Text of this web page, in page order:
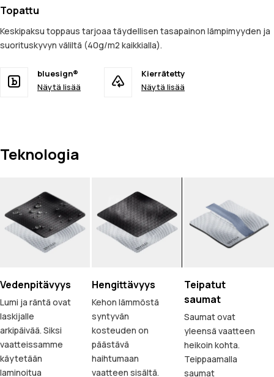
Topattu
Keskipaksu toppaus tarjoaa täydellisen tasapainon lämpimyyden ja
suorituskyvyn väliltä (40g/m2 kaikkialla).
bluesign®
Näytä lisää
Kierrätetty
Näytä lisää
Teknologia
Vedenpitävyys
Lumi ja räntä ovat
laskijalle
arkipäivää. Siksi
vaatteissamme
käytetään
laminoitua
Hengittävyys
Kehon lämmöstä
syntyvän
kosteuden on
päästävä
haihtumaan
vaatteen sisältä.
Teipatut
saumat
Saumat ovat
yleensä vaatteen
heikoin kohta.
Teippaamalla
saumat